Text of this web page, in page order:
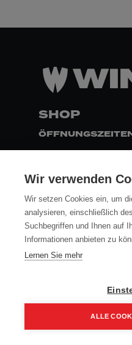
SHOP
FOLLOW
DATENSCHUTZ
IMPRESSUM
Wir verwenden
Wir setzen Cookies ein, um
analysieren, einschließlich
Suchbegriffen und Ihnen auf
Informationen anbieten zu
Lernen Sie mehr
ALLE